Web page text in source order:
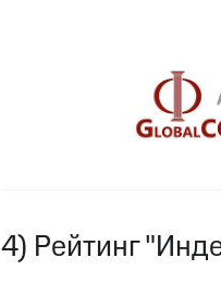
4) Рейтинг